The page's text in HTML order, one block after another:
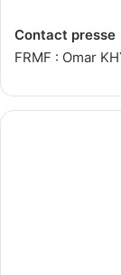
Contact presse
FRMF : Omar